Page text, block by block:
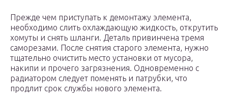
Прежде чем приступать к демонтажу элемента,
необходимо слить охлаждающую жидкость, открутить
хомуты и снять шланги. Деталь привинчена тремя
саморезами. После снятия старого элемента, нужно
тщательно очистить место установки от мусора,
накипи и прочего загрязнения. Одновременно с
радиатором следует поменять и патрубки, что
продлит срок службы нового элемента.